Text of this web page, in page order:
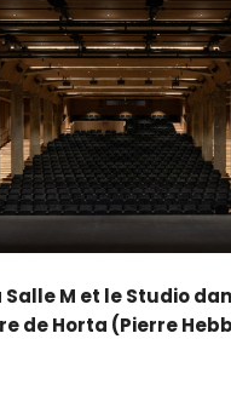
Salle M et le Studio
de Horta (Pierre